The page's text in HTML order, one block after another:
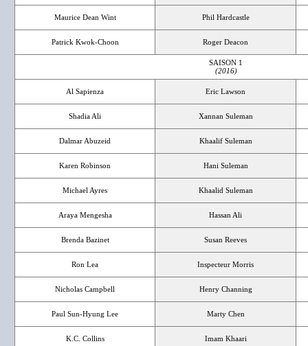
Maurice Dean Wint Phil Hardcastle
Patrick Kwok-Choon Roger Deacon
SAISON 1
(2016)
Al Sapienza Eric Lawson
Shadia Ali Xannan Suleman
Dalmar Abuzeid Khaalif Suleman
Karen Robinson Hani Suleman
Michael Ayres Khaalid Suleman
Araya Mengesha Hassan Ali
Brenda Bazinet Susan Reeves
Ron Lea Inspecteur Morris
Nicholas Campbell Henry Channing
Paul Sun-Hyung Lee Marty Chen
K.C. Collins Imam Khaari